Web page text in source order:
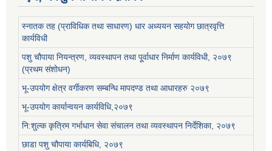
स्नातक तह (प्राविधिक तथा साधारण) धार अध्ययन सहयोग छात्रवृत्ति
कार्यविधी
पशु चौपाया नियन्त्रण, व्यवस्थापन तथा पू्र्वाधार निर्माण कार्यविधी, २०७९
(प्रथम संशोधन)
भू-उपयोग क्षेत्र वर्गीकरण सम्बन्धि मापदण्ड तथा आधारहरु २०७९
भू-उपयोग कार्यान्वयन कार्यविधि,२०७९
नि:शुल्क कृत्रिम गर्भाधान सेवा संचालन तथा व्यवस्थापन निर्देशिका, २०७९
छाडा पशु चौपाया कार्यबिधि, २०७९